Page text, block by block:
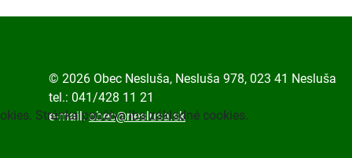
© 2026 Obec Nesluša, Nesluša 978, 023 41 Nesluša
tel.: 041/428 11 21
e-mail:obec@neslusa.sk
Stránka používa iba základné cookies.